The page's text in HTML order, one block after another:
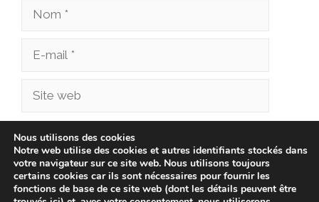
Nom
Site
Enregistrer mon nom, mon e-mail et mon site
dans le navigateur pour mon prochain
commentaire.
Nous utilisons des cookies
Notre web utilise des cookies et autres identifiants stockés dans
votre navigateur sur ce site web. Nous utilisons toujours
certains cookies car ils sont nécessaires pour fournir les
fonctions de base de ce site web (dont les détails peuvent être